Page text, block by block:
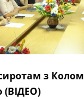
з
(ВІДЕО)